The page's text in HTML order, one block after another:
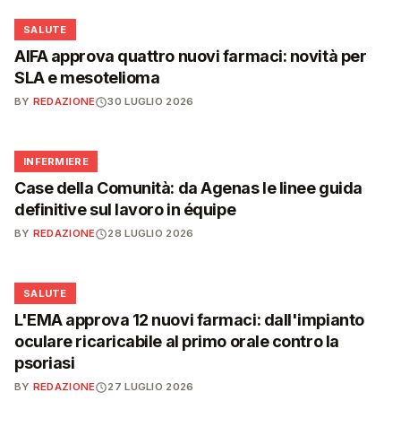
❤️
SALUTE
AIFA approva quattro nuovi farmaci: novità per
SLA e mesotelioma
BY REDAZIONE 30 LUGLIO 2026
🩺
INFERMIERE
Case della Comunità: da Agenas le linee guida
definitive sul lavoro in équipe
BY REDAZIONE 28 LUGLIO 2026
❤️
SALUTE
L'EMA approva 12 nuovi farmaci: dall'impianto
oculare ricaricabile al primo orale contro la
psoriasi
BY REDAZIONE 27 LUGLIO 2026